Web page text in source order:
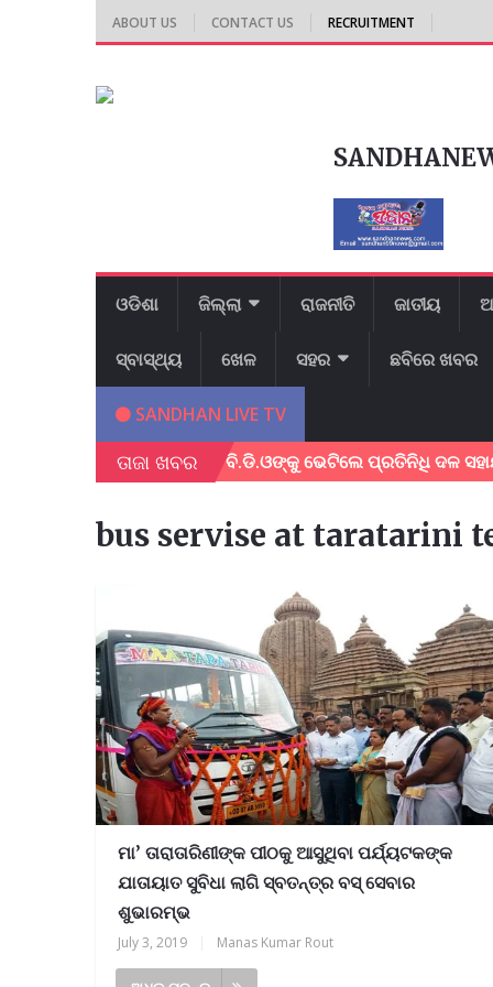
ABOUT US CONTACT US RECRUITMENT
ଓଡିଶା ଜିଲ୍ଲା ରାଜନୀତି ଜାତୀୟ
ସ୍ବାସ୍ଥ୍ୟ ଖେଳ ସହର ଛବିରେ ଖବର
SANDHAN LIVE TV
ତାଜା ଖବର
ମେଳା ଅନୁଷ୍ଠିତ ! ବି.ଡି.ଓଙ୍କୁ ଭେଟିଲେ ପ୍ରତିନିଧି ଦଳ ସହାୟତା
bus servise at taratarini
ମା’ ତାରାତାରିଣୀଙ୍କ ପୀଠକୁ ଆସୁଥିବା ପର୍ଯ୍ୟଟକଙ୍କ
ଯାତାୟାତ ସୁବିଧା ଲାଗି ସ୍ବତନ୍ତ୍ର ବସ୍‌ ସେବାର
ଶୁଭାରମ୍ଭ
July 3, 2019 Manas Kumar Rout